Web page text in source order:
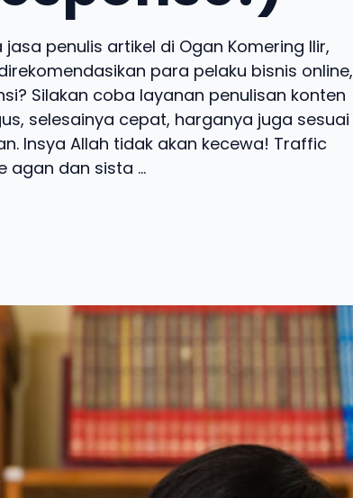
penulis artikel di Ogan Komering Ilir,
para pelaku bisnis online,
Silakan coba layanan penulisan konten
selesainya cepat, harganya juga sesuai
Insya Allah tidak akan kecewa! Traffic
agan dan sista ...